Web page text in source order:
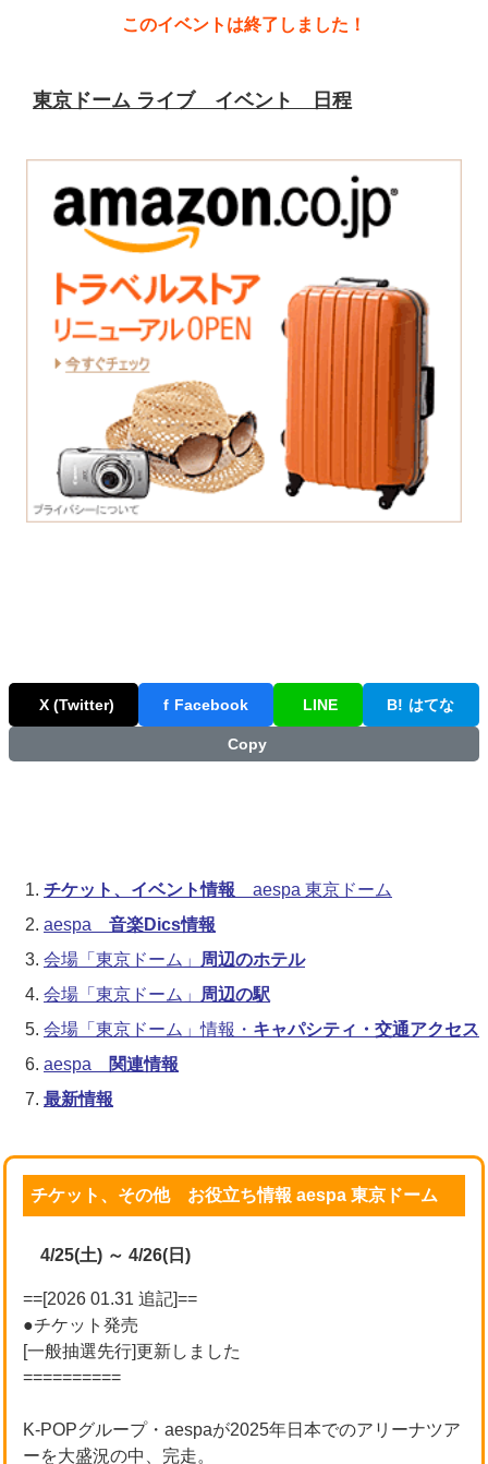
このイベントは終了しました！
東京ドーム ライブ イベント 日程
X (Twitter) f Facebook LINE B! はてな
Copy
チケット、イベント情報 aespa 東京ドーム
aespa 音楽Dics情報
会場「東京ドーム」
周辺のホテル
会場「東京ドーム」
周辺の駅
会場「東京ドーム」情報・ キャパシティ・交通アクセス
aespa
関連情報
最新情報
チケット、その他 お役立ち情報 aespa 東京ドーム
4/25(土) ～ 4/26(日)
==[2026 01.31 追記]==
●チケット発売
[一般抽選先行]更新しました
==========
K-POPグループ・aespaが2025年日本でのアリーナツア
ーを大盛況の中、完走。